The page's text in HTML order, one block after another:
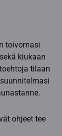
toivomasi
kiukaan
tilaan
ohjeet tee